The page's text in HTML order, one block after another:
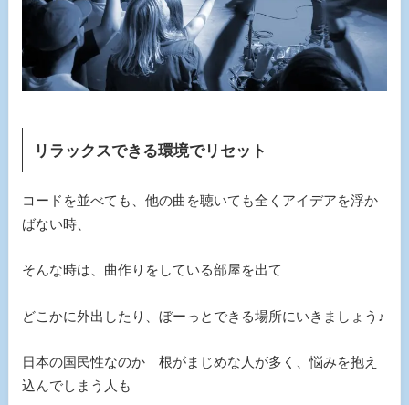
リラックスできる環境でリセット
コードを並べても、他の曲を聴いても全くアイデアを浮か
ばない時、
そんな時は、曲作りをしている部屋を出て
どこかに外出したり、ぼーっとできる場所にいきましょう♪
日本の国民性なのか 根がまじめな人が多く、悩みを抱え
込んでしまう人も